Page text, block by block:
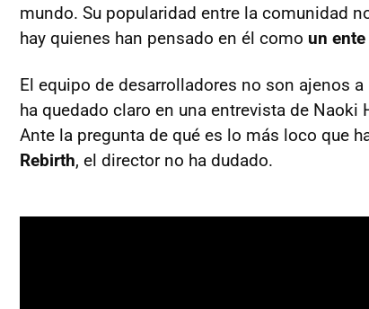
mundo. Su popularidad entre la comunidad
hay quienes han pensado en él como un
El equipo de desarrolladores no son ajenos
ha quedado claro en una entrevista de Naoki
Ante la pregunta de qué es lo más loco que
Rebirth, el director no ha dudado.